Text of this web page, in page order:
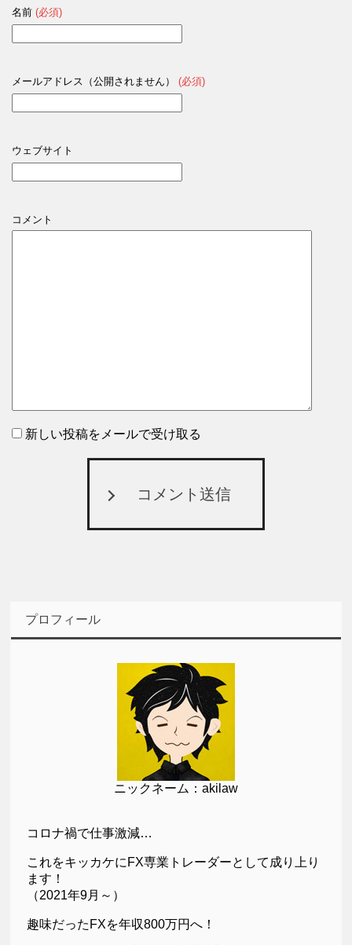
名前 (必須)
メールアドレス（公開されません） (必須)
ウェブサイト
コメント
新しい投稿をメールで受け取る
コメント送信
プロフィール
ニックネーム：akilaw
コロナ禍で仕事激減…
これをキッカケにFX専業トレーダーとして成り上り
ます！
（2021年9月～）
趣味だったFXを年収800万円へ！